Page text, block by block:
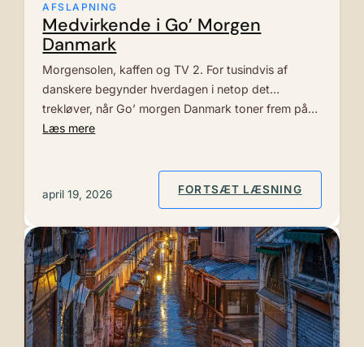
AFSLAPNING
Medvirkende i Go’ Morgen
Danmark
Morgensolen, kaffen og TV 2. For tusindvis af
danskere begynder hverdagen i netop det
trekløver, når Go’ morgen Danmark toner frem på…
Læs mere
april 19, 2026 FORTSÆT LÆSNING: